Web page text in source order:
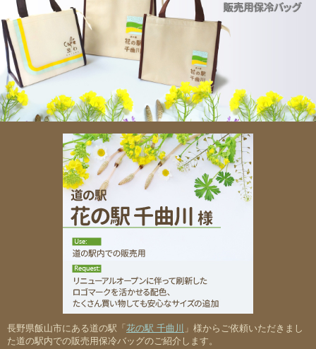
長野県飯山市にある道の駅「 花の駅 千曲川 」様からご依頼いただきまし
た道の駅内での販売用保冷バッグのご紹介します。